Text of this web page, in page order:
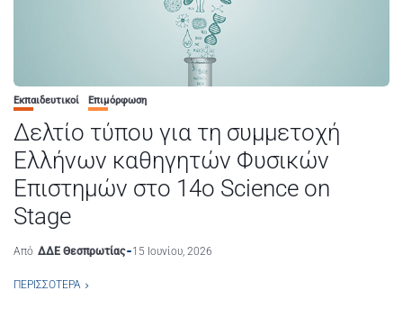
Εκπαιδευτικοί Επιμόρφωση
Δελτίο τύπου για τη συμμετοχή
Ελλήνων καθηγητών Φυσικών
Επιστημών στο 14ο Science on
Stage
Από ΔΔΕ Θεσπρωτίας 15 Ιουνίου, 2026
ΠΕΡΙΣΣΌΤΕΡΑ